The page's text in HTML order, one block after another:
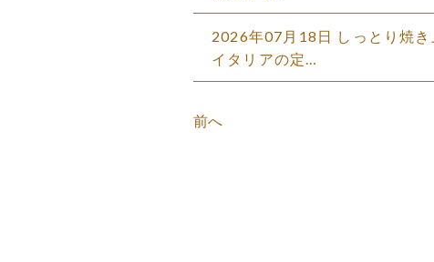
2026年07月18日 しっとり焼
イタリアの定…
前へ